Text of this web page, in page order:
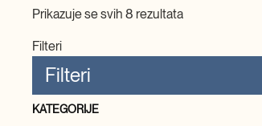
Prikazuje se svih 8 rezultata
Filteri
Filteri
KATEGORIJE